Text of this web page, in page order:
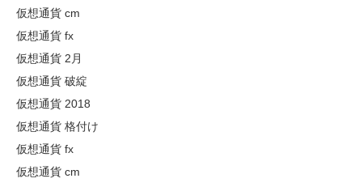
仮想通貨 cm
仮想通貨 fx
仮想通貨 2月
仮想通貨 破綻
仮想通貨 2018
仮想通貨 格付け
仮想通貨 fx
仮想通貨 cm